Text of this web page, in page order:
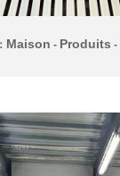
Maison - Produits -